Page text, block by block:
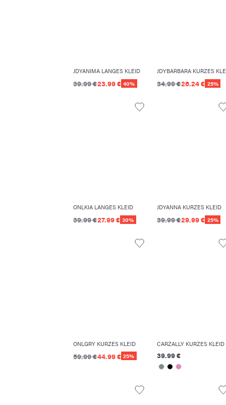
JDYANIMA LANGES KLEID
39.99 €23.99 € 40% 34.99 €26.24 € 25%
ONLKIA LANGES KLEID
39.99 €27.99 € 30%
JDYANNA KURZES KLEID
39.99 €29.99 € 25%
ONLGRY KURZES KLEID
59.99 €44.99 € 25%
CARZALLY KURZES KLEID
39.99 €